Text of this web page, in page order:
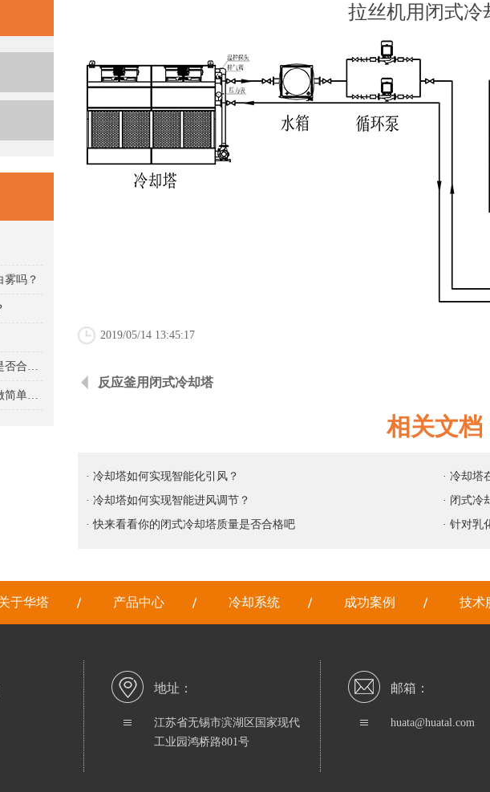
雾吗？
· 快来看看你的闭式冷却塔质量是否合格吧
· 针对乳化液闭式冷却项目说明做简单说明
拉丝机用闭式冷
2019/05/14 13:45:17
反应釜用闭式冷却塔
相关文档
· 冷却塔如何实现智能化引风？
· 冷却塔
· 冷却塔如何实现智能进风调节？
· 闭式冷
· 快来看看你的闭式冷却塔质量是否合格吧
· 针对乳
于华塔 产品中心 冷却系统 成功案例 技术
地址：
江苏省无锡市滨湖区国家现代
工业园鸿桥路801号
邮箱：
huata@huatal.com